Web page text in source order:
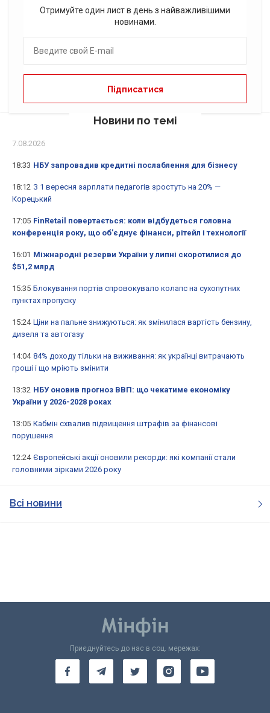
Отримуйте один лист в день з найважливішими
новинами.
Новини по темі
7.08.2026
18:33 НБУ запровадив кредитні послаблення для бізнесу
18:12 З 1 вересня зарплати педагогів зростуть на 20% —
Корецький
17:05 FinRetail повертається: коли відбудеться головна
конференція року, що об’єднує фінанси, рітейл і технології
16:01 Міжнародні резерви України у липні скоротилися до
$51,2 млрд
15:35 Блокування портів спровокувало колапс на сухопутних
пунктах пропуску
15:24 Ціни на пальне знижуються: як змінилася вартість бензину,
дизеля та автогазу
14:04 84% доходу тільки на виживання: як українці витрачають
гроші і що мріють змінити
13:32 НБУ оновив прогноз ВВП: що чекатиме економіку
України у 2026-2028 роках
13:05 Кабмін схвалив підвищення штрафів за фінансові
порушення
12:24 Європейські акції оновили рекорди: які компанії стали
головними зірками 2026 року
Всі новини
Приєднуйтесь до нас в соц. мережах: